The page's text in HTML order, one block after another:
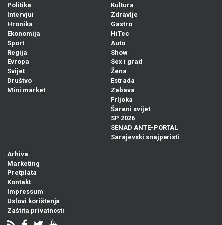
Politika
Intervjui
Hronika
Ekonomija
Sport
Regija
Evropa
Svijet
Društvo
Mini market
Kultura
Zdravlje
Gastro
HiTec
Auto
Show
Sex i grad
Žena
Estrada
Zabava
Frljoka
Šareni svijet
SP 2026
SENAD ANTE-PORTAL
Sarajevski snajperisti
Arhiva
Marketing
Pretplata
Kontakt
Impressum
Uslovi korištenja
Zaštita privatnosti